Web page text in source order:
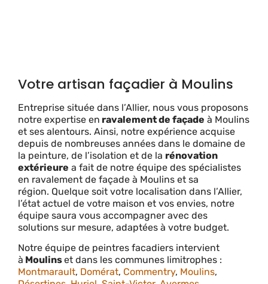
Votre artisan façadier à Moulins
Entreprise située dans l’Allier, nous vous proposons
notre expertise en ravalement de façade à Moulins
et ses alentours. Ainsi, notre expérience acquise
depuis de nombreuses années dans le domaine de
la peinture, de l’isolation et de la rénovation
extérieure a fait de notre équipe des spécialistes
en ravalement de façade à Moulins et sa
région. Quelque soit votre localisation dans l’Allier,
l’état actuel de votre maison et vos envies, notre
équipe saura vous accompagner avec des
solutions sur mesure, adaptées à votre budget.
Notre équipe de peintres facadiers intervient
à Moulinset dans les communes limitrophes :
Montmarault, Domérat, Commentry, Moulins,